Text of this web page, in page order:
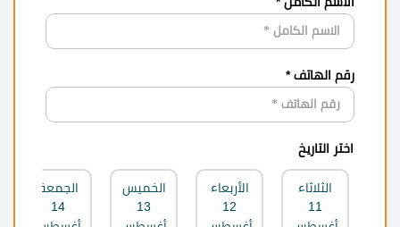
رقم الهاتف *
اختر التاريخ
الثلاثاء
11
الأربعاء
12
الخميس
13
الجمعة
14